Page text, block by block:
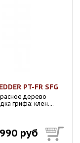
PT-FR SFG
дерево
грифа: клен....
руб